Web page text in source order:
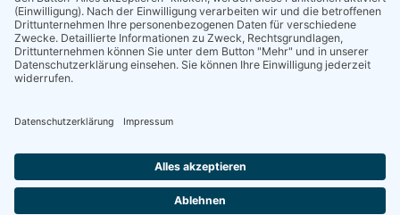
NEWSLETTER
Neuigkeiten rund um die Geriatrie und die DGG – regelmäßig in Ihrem
Postfach.
Die Zeitschrift für Gerontologie und Geriatrie informiert über Neues aus
unserem Fach.